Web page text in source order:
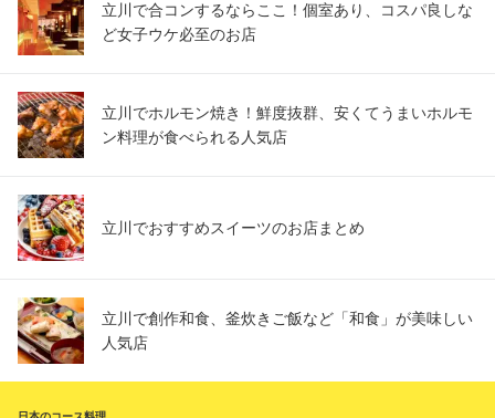
立川で合コンするならここ！個室あり、コスパ良しな
ど女子ウケ必至のお店
立川でホルモン焼き！鮮度抜群、安くてうまいホルモ
ン料理が食べられる人気店
立川でおすすめスイーツのお店まとめ
立川で創作和食、釜炊きご飯など「和食」が美味しい
人気店